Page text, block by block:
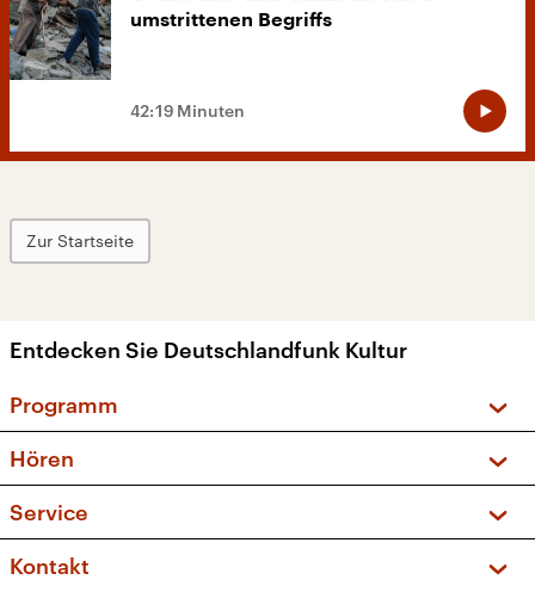
umstrittenen Begriffs
42:19 Minuten
Zur Startseite
Entdecken Sie Deutschlandfunk Kultur
Programm
Sendungen und Podcasts
Musikliste
Kakadu – Das Kinderprogramm
Hören
Frequenzen (UKW + DAB+)
Service
FAQ
Kontakt